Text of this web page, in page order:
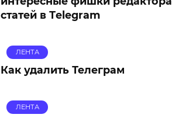
статей в Тelegram
ЛЕНТА
Как удалить Телеграм
ЛЕНТА